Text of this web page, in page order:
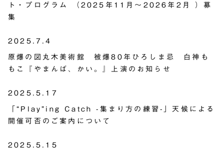
ト・プログラム （2025年11月～2026年2月 ）募
集
2025.7.4
原爆の図丸木美術館 被爆80年ひろしま忌 白神も
もこ『やまんば、かい。』上演のお知らせ
2025.5.17
「“Play”ing Catch -集まり方の練習-」天候による
開催可否のご案内について
2025.5.15